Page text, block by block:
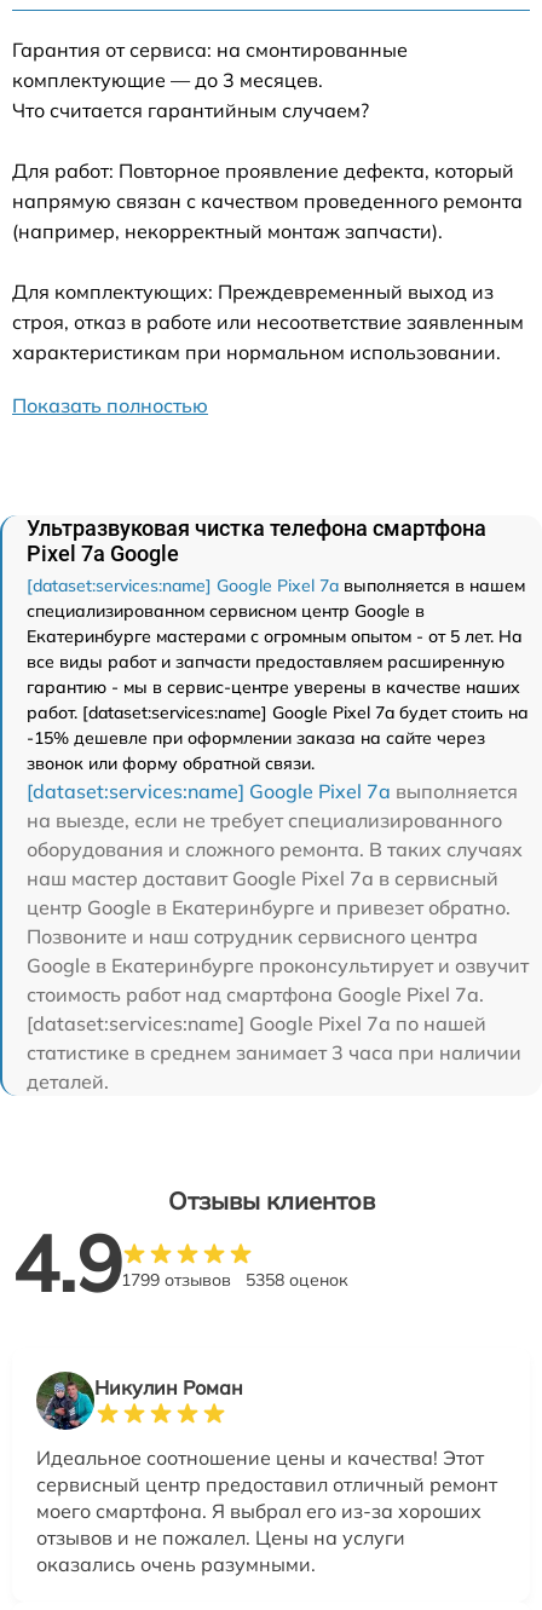
Гарантия от сервиса: на смонтированные
комплектующие — до 3 месяцев.
Что считается гарантийным случаем?
Для работ: Повторное проявление дефекта, который
напрямую связан с качеством проведенного ремонта
(например, некорректный монтаж запчасти).
Для комплектующих: Преждевременный выход из
строя, отказ в работе или несоответствие заявленным
характеристикам при нормальном использовании.
Показать полностью
Ультразвуковая чистка телефона смартфона
Pixel 7a Google
[dataset:services:name] Google Pixel 7a выполняется в нашем
специализированном сервисном центр Google в
Екатеринбурге мастерами с огромным опытом - от 5 лет. На
все виды работ и запчасти предоставляем расширенную
гарантию - мы в сервис-центре уверены в качестве наших
работ. [dataset:services:name] Google Pixel 7a будет стоить на
-15% дешевле при оформлении заказа на сайте через
звонок или форму обратной связи.
[dataset:services:name] Google Pixel 7a выполняется
на выезде, если не требует специализированного
оборудования и сложного ремонта. В таких случаях
наш мастер доставит Google Pixel 7a в сервисный
центр Google в Екатеринбурге и привезет обратно.
Позвоните и наш сотрудник сервисного центра
Google в Екатеринбурге проконсультирует и озвучит
стоимость работ над смартфона Google Pixel 7a.
[dataset:services:name] Google Pixel 7a по нашей
статистике в среднем занимает 3 часа при наличии
деталей.
Отзывы клиентов
4.91799 отзывов 5358 оценок
Никулин Роман
Идеальное соотношение цены и качества! Этот
сервисный центр предоставил отличный ремонт
моего смартфона. Я выбрал его из-за хороших
отзывов и не пожалел. Цены на услуги
оказались очень разумными.